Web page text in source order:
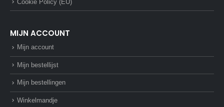
Cookie Policy (EU)
MIJN ACCOUNT
Mijn account
Mijn bestellijst
Mijn bestellingen
Winkelmandje